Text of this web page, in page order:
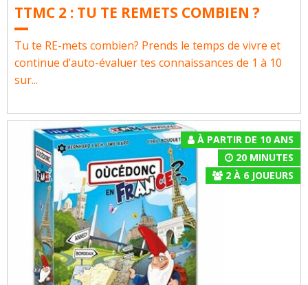
TTMC 2 : TU TE REMETS COMBIEN ?
Tu te RE-mets combien? Prends le temps de vivre et
continue d’auto-évaluer tes connaissances de 1 à 10
sur...
À PARTIR DE 10 ANS
20 MINUTES
2À 6JOUEURS